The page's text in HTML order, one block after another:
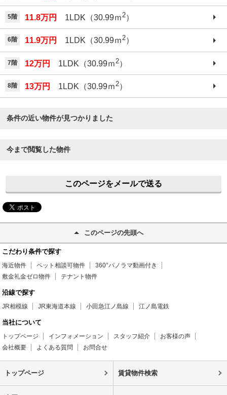
5階 11.8万円 1LDK（30.99ｍ2）
6階 11.9万円 1LDK（30.99ｍ2）
7階 12万円 1LDK（30.99ｍ 2）
8階 13万円 1LDK（30.99ｍ2）
条件の近い物件が見つかりました
今まで閲覧した物件
このページをメールで送る
このページの先頭へ
こだわり条件で探す
海近物件 ペット相談可物件
360°パノラマ動画付き
敷金礼金ゼロ物件
テナント物件
沿線で探す
JR相模線 JR東海道本線 小田急江ノ島線 江ノ島電鉄
当社について
トップページ インフォメーション スタッフ紹介
お客様の声
会社概要
よくある質問 お問合せ
トップページ 賃貸物件検索